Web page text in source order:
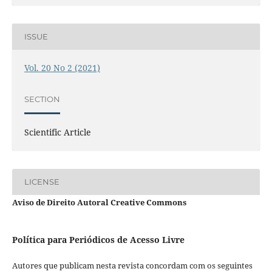
ISSUE
Vol. 20 No 2 (2021)
SECTION
Scientific Article
LICENSE
Aviso de Direito Autoral Creative Commons
Política para Periódicos de Acesso Livre
Autores que publicam nesta revista concordam com os seguintes